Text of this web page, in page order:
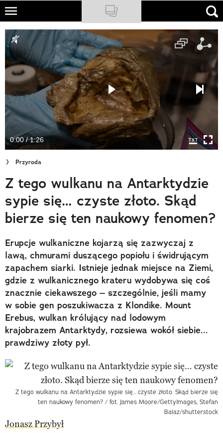
Skip
main
content
NATIONAL GEOGRAPHIC
TRAVELER
PODCASTY
Sklep
Newsletter
Cuda Polski
Wielki Konkurs Fotograficzny
Trendbook Podróżniczy
Polecane
0:00 / 1:26
Przyroda
Z tego wulkanu na Antarktydzie
sypie się… czyste złoto. Skąd
bierze się ten naukowy fenomen?
Erupcje wulkaniczne kojarzą się zazwyczaj z
lawą, chmurami duszącego popiołu i świdrującym
zapachem siarki. Istnieje jednak miejsce na Ziemi,
gdzie z wulkanicznego krateru wydobywa się coś
znacznie ciekawszego – szczególnie, jeśli mamy
w sobie gen poszukiwacza z Klondike. Mount
Erebus, wulkan królujący nad lodowym
krajobrazem Antarktydy, rozsiewa wokół siebie...
prawdziwy złoty pył.
Z tego wulkanu na Antarktydzie sypie się… czyste złoto. Skąd bierze się
ten naukowy fenomen? / fot. James Moore/GettyImages, Stefan
Balaz/shutterstock
Jonasz Przybył